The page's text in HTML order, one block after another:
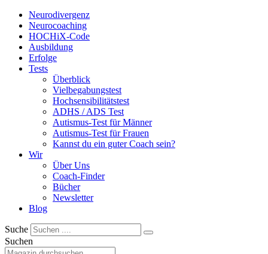
Neurodivergenz
Neurocoaching
HOCHiX-Code
Ausbildung
Erfolge
Tests
Überblick
Vielbegabungstest
Hochsensibilitätstest
ADHS / ADS Test
Autismus-Test für Männer
Autismus-Test für Frauen
Kannst du ein guter Coach sein?
Wir
Über Uns
Coach-Finder
Bücher
Newsletter
Blog
Suche
Suchen